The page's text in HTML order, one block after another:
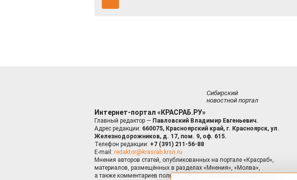
Сибирский
новостной портал
Интернет-портал «КРАСРАБ.РУ»
Главный редактор — Павловский Владимир Евгеньевич.
Адрес редакции: 660075, Красноярский край, г. Красноярск, ул.
Железнодорожников, д. 17, пом. 9, оф. 615.
Телефон редакции: +7 (391) 211-56-88
E-mail: redaktor@krasrab.krsn.ru
Мнения авторов статей, опубликованных на портале «Красраб»,
материалов, размещённых в разделах «Мнения», «Молва»,
а также комментариев пользователей к материалам сайта могут